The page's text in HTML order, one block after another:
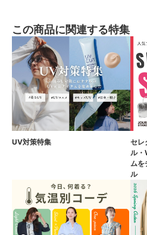
この商品に関連する特集
UV対策特集
セレ
ル・
ムを
ル